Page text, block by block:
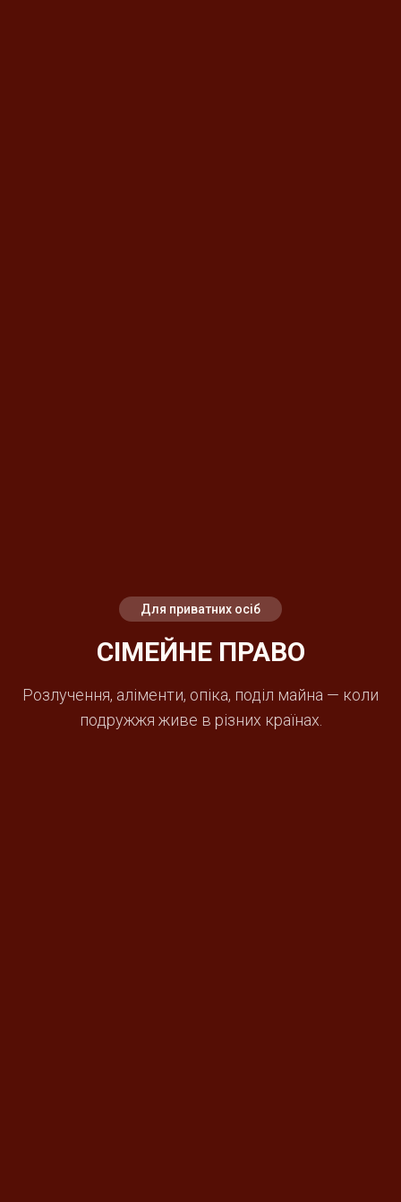
Для приватних осіб
СІМЕЙНЕ ПРАВО
Розлучення, аліменти, опіка, поділ майна — коли
подружжя живе в різних країнах.